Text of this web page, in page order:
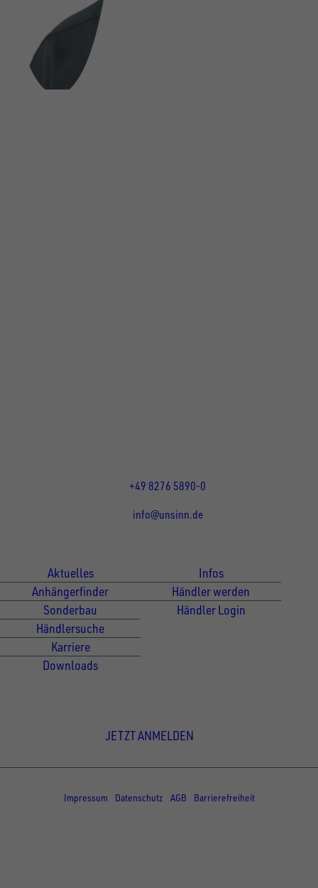
+49 8276 5890-0
info@unsinn.de
Aktuelles
Anhängerfinder
Sonderbau
Händlersuche
Karriere
Downloads
Infos
Händler werden
Händler Login
JETZT ANMELDEN
Impressum
Datenschutz AGB Barrierefreiheit